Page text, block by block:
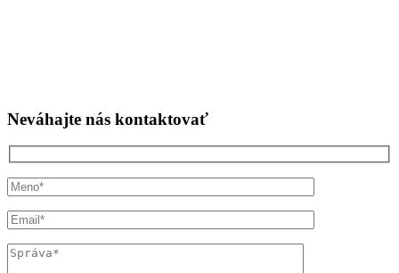
Neváhajte nás kontaktovať